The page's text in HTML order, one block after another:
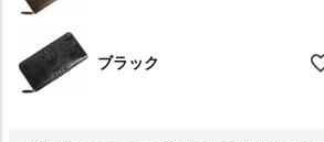
ブラック